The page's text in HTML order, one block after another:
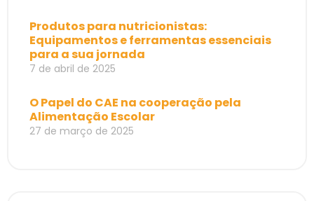
Produtos para nutricionistas:
Equipamentos e ferramentas essenciais
para a sua jornada
7 de abril de 2025
O Papel do CAE na cooperação pela
Alimentação Escolar
27 de março de 2025